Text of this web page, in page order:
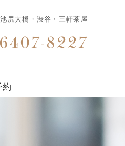
尻大橋・渋谷・三軒茶屋
8227
約